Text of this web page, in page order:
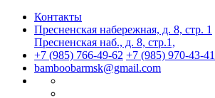
Контакты
Пресненская набережная, д. 8, стр. 1
Пресненская наб., д. 8, стр.1,
+7 (985) 766-49-62 +7 (985) 970-43-41
bamboobarmsk@gmail.com